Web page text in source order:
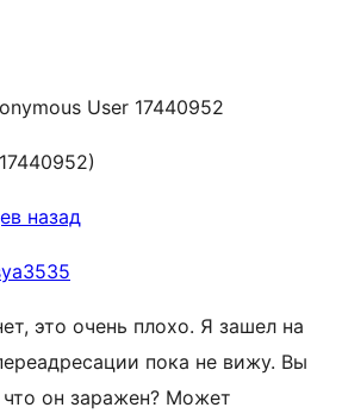
User 17440952
назад
это очень плохо. Я зашел на
пока не вижу. Вы
он заражен? Может